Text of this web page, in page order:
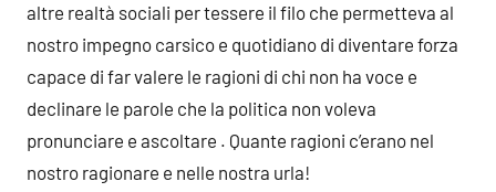
altre realtà sociali per tessere il filo che permetteva al
nostro impegno carsico e quotidiano di diventare forza
capace di far valere le ragioni di chi non ha voce e
declinare le parole che la politica non voleva
pronunciare e ascoltare . Quante ragioni c’erano nel
nostro ragionare e nelle nostra urla!